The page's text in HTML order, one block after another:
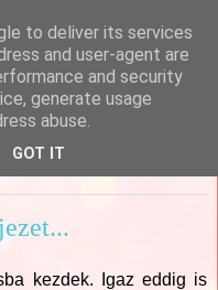
kezdek. Igaz eddig is
to deliver its services
and user-agent are
and security
generate usage
abuse.
GOT IT